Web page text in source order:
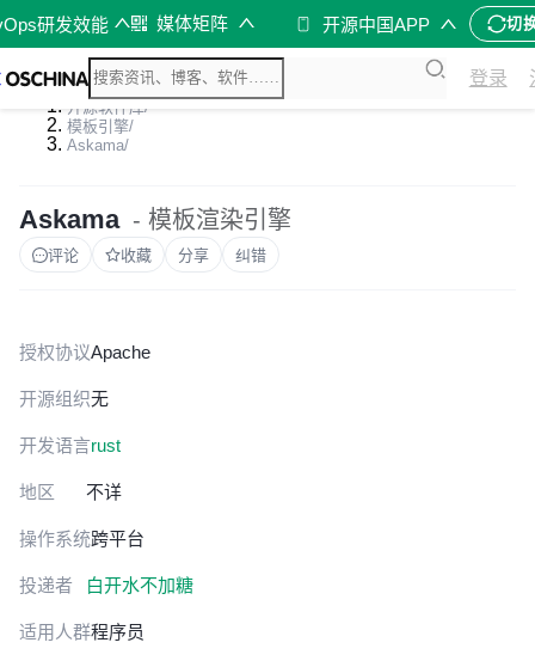
研发效能 媒体矩阵 开源中国APP 切
登录
开源软件库/
模板引擎/
Askama/
Askama - 模板渲染引擎
评论 收藏 分享 纠错
授权协议Apache
开源组织无
开发语言rust
地区 不详
操作系统跨平台
投递者 白开水不加糖
适用人群程序员